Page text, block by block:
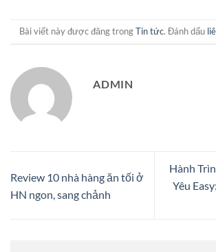
Bài viết này được đăng trongTin tức. Đánh dấu
ADMIN
Review 10 nhà hàng ăn tối ở
HN ngon, sang chảnh
Hành
Yêu